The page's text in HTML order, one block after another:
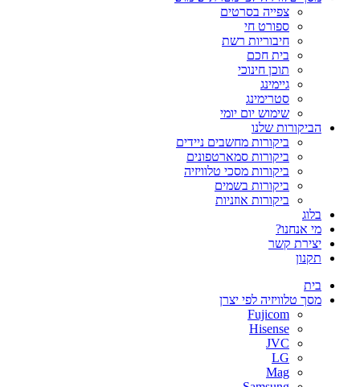
צפייה בסרטים
ספורט חי
חיבוריות רשת
בית חכם
תוכן חינוכי
גיימינג
סטרימינג
שימוש יום יומי
הביקורות שלנו
ביקורות מחשבים ניידים
ביקורות סמארטפונים
ביקורות מסכי טלוויזיה
ביקורות בשמים
ביקורות אוזניות
בלוג
מי אנחנו?
יצירת קשר
תקנון
בית
מסך טלוויזיה לפי יצרן
Fujicom
Hisense
JVC
LG
Mag